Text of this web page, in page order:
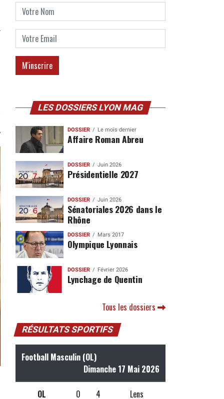
LES DOSSIERS LYON MAG
DOSSIER Le mois dernier
Affaire Roman Abreu
DOSSIER Juin 2026
Présidentielle 2027
DOSSIER Juin 2026
Sénatoriales 2026 dans le
Rhône
DOSSIER Mars 2017
Olympique Lyonnais
DOSSIER Février 2026
Lynchage de Quentin
Tous les dossiers
RÉSULTATS SPORTIFS
Football Masculin (OL)
Dimanche 17 Mai 2026
OL 0 4 Lens